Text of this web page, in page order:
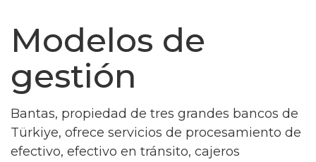
Modelos de
gestión
Bantas, propiedad de tres grandes bancos de
Türkiye, ofrece servicios de procesamiento de
efectivo, efectivo en tránsito, cajeros